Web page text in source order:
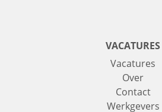
VACATURES
Vacatures
Over
Contact
Werkgevers